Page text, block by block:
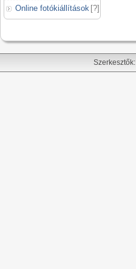
Online fotókiállítások [?]
Szerkesztők: